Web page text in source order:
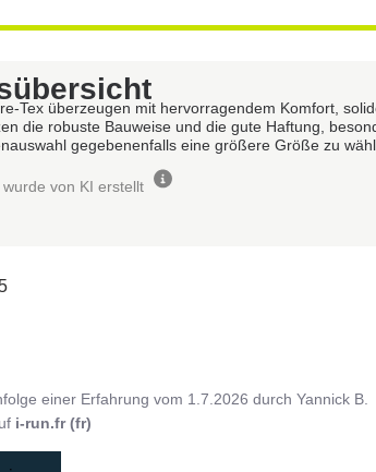
Tex überzeugen mit hervorragendem Komfort,
die robuste Bauweise und die gute Haftung,
gegebenenfalls eine größere Größe zu
von KI erstellt
einer Erfahrung vom 1.7.2026 durchYannick B.
i-run.fr (fr)